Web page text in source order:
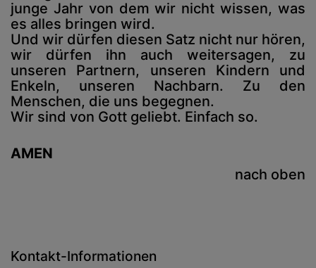
junge Jahr von dem wir nicht wissen, was
es alles bringen wird.
Und wir dürfen diesen Satz nicht nur hören,
wir dürfen ihn auch weitersagen, zu
unseren Partnern, unseren Kindern und
Enkeln, unseren Nachbarn. Zu den
Menschen, die uns begegnen.
Wir sind von Gott geliebt. Einfach so.
AMEN
nach oben
Kontakt-Informationen